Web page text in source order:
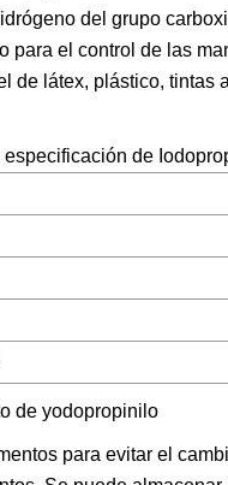
del grupo
para el control de las
de látex, plástico, tintas
especificación de
de yodopropinilo
para evitar el